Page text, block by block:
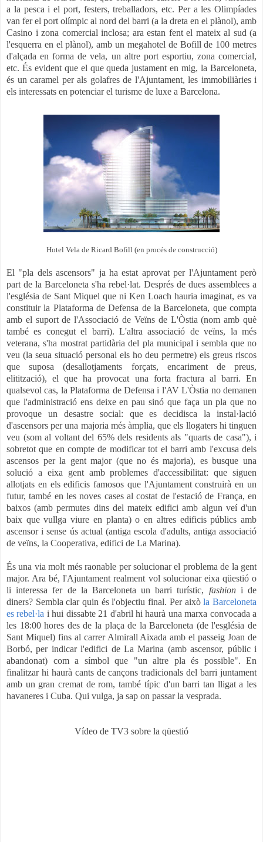
a la pesca i el port, festers, treballadors, etc. Per a les Olimpíades
van fer el port olímpic al nord del barri (a la dreta en el plànol), amb
Casino i zona comercial inclosa; ara estan fent el mateix al sud (a
l'esquerra en el plànol), amb un megahotel de Bofill de 100 metres
d'alçada en forma de vela, un altre port esportiu, zona comercial,
etc. És evident que el que queda justament en mig, la Barceloneta,
és un caramel per als golafres de l'Ajuntament, les immobiliàries i
els interessats en potenciar el turisme de luxe a Barcelona.
Hotel Vela de Ricard Bofill (en procés de construcció)
El "pla dels ascensors" ja ha estat aprovat per l'Ajuntament però
part de la Barceloneta s'ha rebel·lat. Després de dues assemblees a
l'església de Sant Miquel que ni Ken Loach hauria imaginat, es va
constituir la Plataforma de Defensa de la Barceloneta, que compta
amb el suport de l'Associació de Veïns de L'Òstia (nom amb què
també es conegut el barri). L'altra associació de veïns, la més
veterana, s'ha mostrat partidària del pla municipal i sembla que no
veu (la seua situació personal els ho deu permetre) els greus riscos
que suposa (desallotjaments forçats, encariment de preus,
elitització), el que ha provocat una forta fractura al barri. En
qualsevol cas, la Plataforma de Defensa i l'AV L'Òstia no demanen
que l'administració ens deixe en pau sinó que faça un pla que no
provoque un desastre social: que es decidisca la instal·lació
d'ascensors per una majoria més àmplia, que els llogaters hi tinguen
veu (som al voltant del 65% dels residents als "quarts de casa"), i
sobretot que en compte de modificar tot el barri amb l'excusa dels
ascensos per la gent major (que no és majoria), es busque una
solució a eixa gent amb problemes d'accessibilitat: que siguen
allotjats en els edificis famosos que l'Ajuntament construirà en un
futur, també en les noves cases al costat de l'estació de França, en
baixos (amb permutes dins del mateix edifici amb algun veí d'un
baix que vullga viure en planta) o en altres edificis públics amb
ascensor i sense ús actual (antiga escola d'adults, antiga associació
de veïns, la Cooperativa, edifici de La Marina).
És una via molt més raonable per solucionar el problema de la gent
major. Ara bé, l'Ajuntament realment vol solucionar eixa qüestió o
li interessa fer de la Barceloneta un barri turístic, fashion i de
diners? Sembla clar quin és l'objectiu final. Per aixòla Barceloneta
es rebel·la i hui dissabte 21 d'abril hi haurà una marxa convocada a
les 18:00 hores des de la plaça de la Barceloneta (de l'església de
Sant Miquel) fins al carrer Almirall Aixada amb el passeig Joan de
Borbó, per indicar l'edifici de La Marina (amb ascensor, públic i
abandonat) com a símbol que "un altre pla és possible". En
finalitzar hi haurà cants de cançons tradicionals del barri juntament
amb un gran cremat de rom, també típic d'un barri tan lligat a les
havaneres i Cuba. Qui vulga, ja sap on passar la vesprada.
Vídeo de TV3 sobre la qüestió